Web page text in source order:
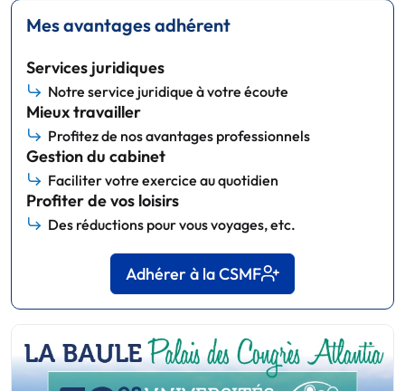
Mes avantages adhérent
Services juridiques
Notre service juridique à votre écoute
Mieux travailler
Profitez de nos avantages professionnels
Gestion du cabinet
Faciliter votre exercice au quotidien
Profiter de vos loisirs
Des réductions pour vous voyages, etc.
Adhérer à la CSMF